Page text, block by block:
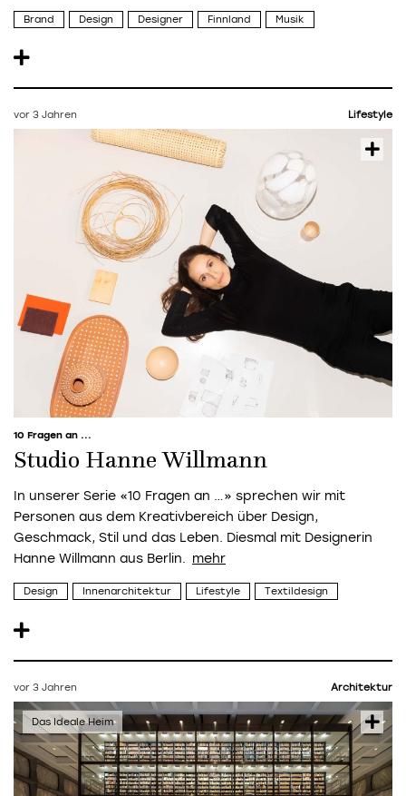
Brand Design Designer Finnland Musik
vor 3 Jahren Lifestyle
10 Fragen an ...
Studio Hanne Willmann
In unserer Serie «10 Fragen an …» sprechen wir mit
Personen aus dem Kreativbereich über Design,
Geschmack, Stil und das Leben. Diesmal mit Designerin
Hanne Willmann aus Berlin.
Design Innenarchitektur Lifestyle Textildesign
vor 3 Jahren Architektur